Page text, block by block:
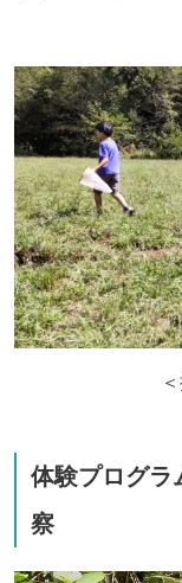
体験プログラ
察